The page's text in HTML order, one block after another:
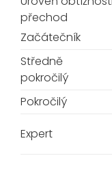
přechod
Začátečník
Středně
pokročilý
Pokročilý
Expert